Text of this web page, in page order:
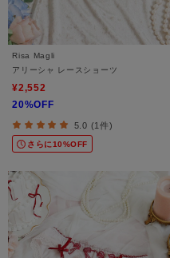
Risa Magli
アリーシャ レースショーツ
¥2,552
20%OFF
5.0 (1件)
さらに10%OFF